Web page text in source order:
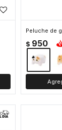
$ 950